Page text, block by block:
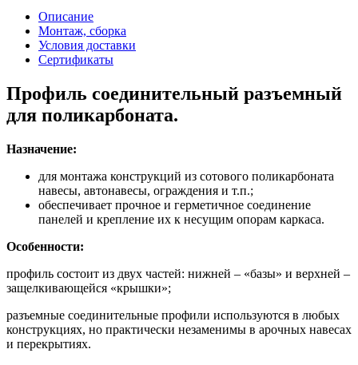
Описание
Монтаж, сборка
Условия доставки
Сертификаты
Профиль соединительный разъемный
для поликарбоната.
Назначение:
для монтажа конструкций из сотового поликарбоната
навесы, автонавесы, ограждения и т.п.;
обеспечивает прочное и герметичное соединение
панелей и крепление их к несущим опорам каркаса.
Особенности:
профиль состоит из двух частей: нижней – «базы» и верхней –
защелкивающейся «крышки»;
разъемные соединительные профили используются в любых
конструкциях, но практически незаменимы в арочных навесах
и перекрытиях.